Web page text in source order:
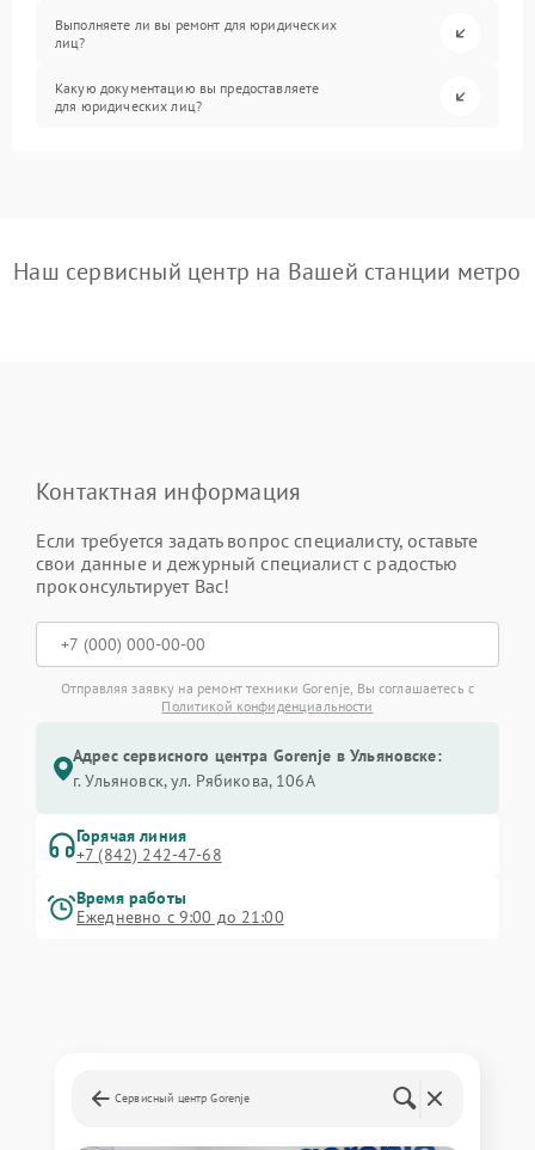
Выполняете ли вы ремонт для юридических
лиц?
Какую документацию вы предоставляете
для юридических лиц?
Наш сервисный центр на Вашей станции метро
Контактная информация
Если требуется задать вопрос специалисту, оставьте
свои данные и дежурный специалист с радостью
проконсультирует Вас!
Отправляя заявку на ремонт техники Gorenje, Вы соглашаетесь с
Политикой конфиденциальности
Адрес сервисного центра Gorenje в Ульяновске:
г. Ульяновск, ул. Рябикова, 106А
Горячая линия
+7 (842) 242-47-68
Время работы
Ежедневно с 9:00 до 21:00
Сервисный центр Gorenje